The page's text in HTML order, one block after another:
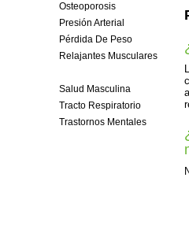
Osteoporosis
Presión Arterial
Pérdida De Peso
Relajantes Musculares
Salud Masculina
Tracto Respiratorio
Trastornos Mentales